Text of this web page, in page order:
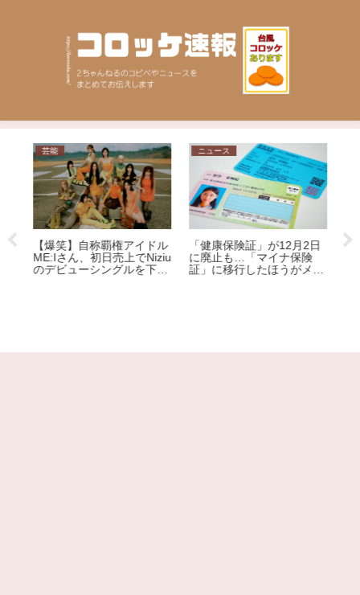
芸能
【爆笑】自称覇権アイドル
ME:Iさん、初日売上でNiziu
のデビューシングルを下回
ニュース
「健康保険証」が12月2日
に廃止も…「マイナ保険
証」に移行したほうがメリ